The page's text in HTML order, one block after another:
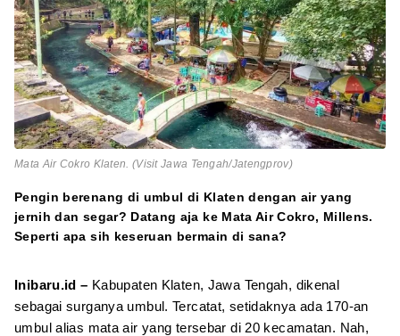
Mata Air Cokro Klaten. (Visit Jawa Tengah/Jatengprov)
Pengin berenang di umbul di Klaten dengan air yang
jernih dan segar? Datang aja ke Mata Air Cokro, Millens.
Seperti apa sih keseruan bermain di sana?
Inibaru.id – Kabupaten Klaten, Jawa Tengah, dikenal
sebagai surganya umbul. Tercatat, setidaknya ada 170-an
umbul alias mata air yang tersebar di 20 kecamatan. Nah,